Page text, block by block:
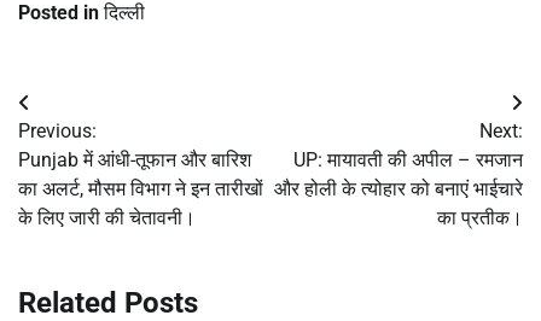
Posted inदिल्ली
Post
navigation
Previous:
Punjab में आंधी-तूफान और बारिश
का अलर्ट, मौसम विभाग ने इन तारीखों
के लिए जारी की चेतावनी।
Next:
UP: मायावती की अपील – रमजान
और होली के त्योहार को बनाएं भाईचारे
का प्रतीक।
Related Posts